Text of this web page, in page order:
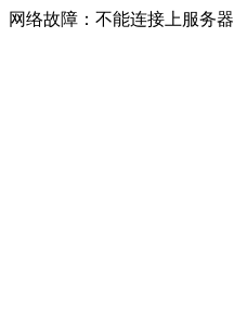
网络故障：不能连接上服务器